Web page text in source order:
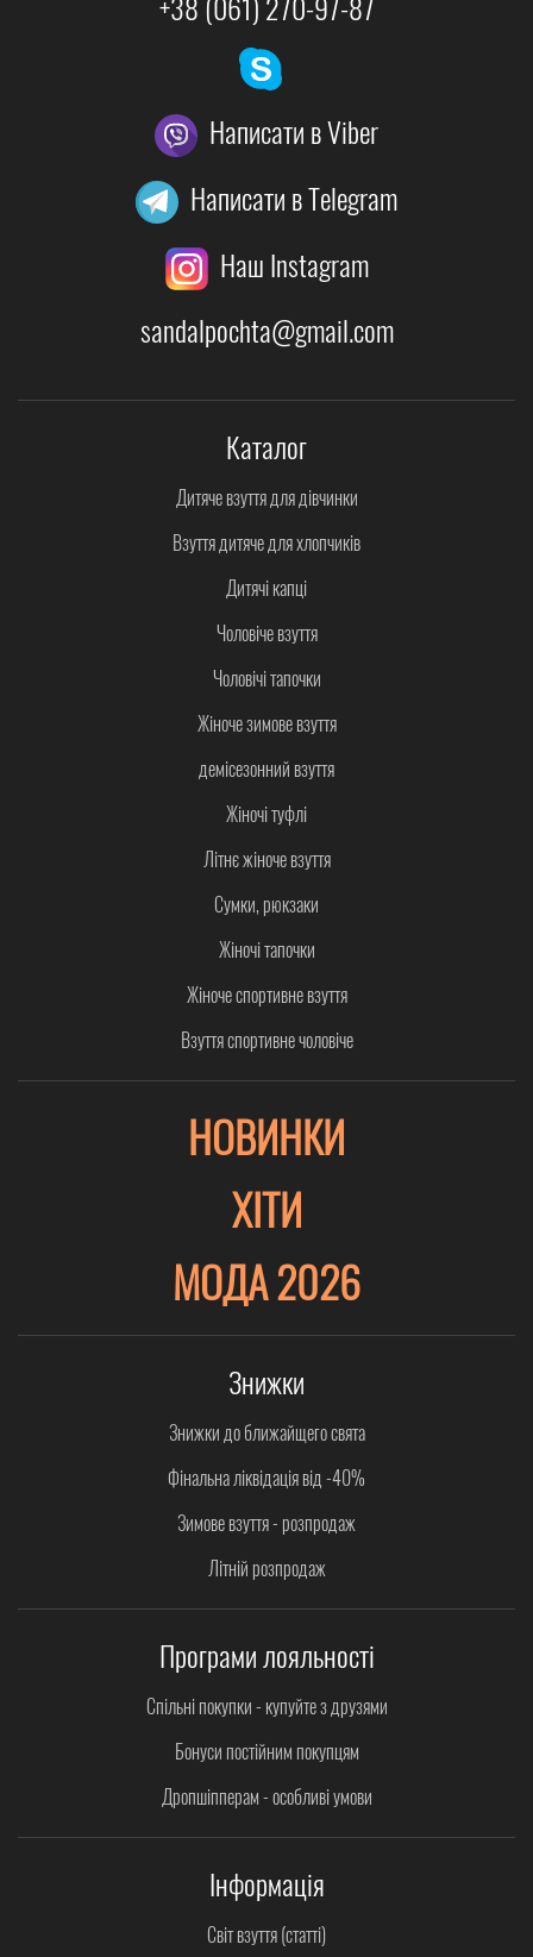
Написати в Viber
Написати в Telegram
Наш Instagram
sandalpochta@gmail.com
Каталог
Дитяче взуття для дівчинки
Взуття дитяче для хлопчиків
Дитячі капці
Чоловіче взуття
Чоловічі тапочки
Жіноче зимове взуття
демісезонний взуття
Жіночі туфлі
Літнє жіноче взуття
Сумки, рюкзаки
Жіночі тапочки
Жіноче спортивне взуття
Взуття спортивне чоловіче
НОВИНКИ
ХІТИ
МОДА 2026
Знижки
Знижки до ближайщего свята
Фінальна ліквідація від -40%
Зимове взуття - розпродаж
Літній розпродаж
Програми лояльності
Спільні покупки - купуйте з друзями
Бонуси постійним покупцям
Дропшіпперам - особливі умови
Інформація
Світ взуття (статті)